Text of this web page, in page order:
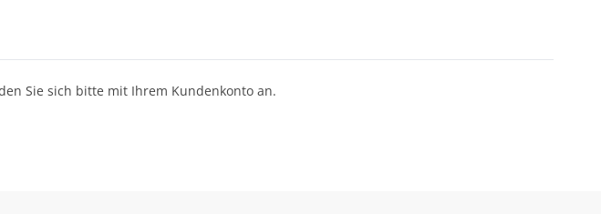
Sie sich bitte mit Ihrem Kundenkonto an.